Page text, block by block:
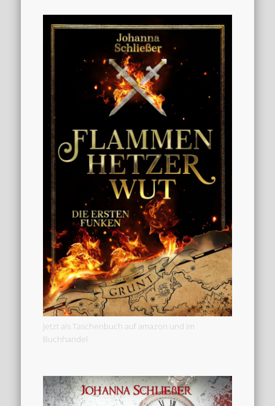
Jetzt als Taschenbuch auf amazon und im
Buchhandel